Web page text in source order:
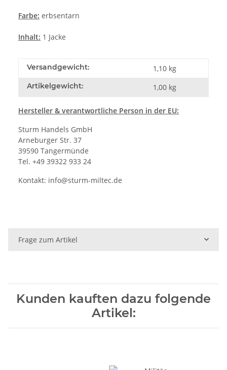
Farbe: erbsentarn
Inhalt: 1 Jacke
Versandgewicht: 1,10 kg
Artikelgewicht: 1,00 kg
Hersteller & verantwortliche Person in der EU:
Sturm Handels GmbH
Arneburger Str. 37
39590 Tangermünde
Tel. +49 39322 933 24
Kontakt: info@sturm-miltec.de
Frage zum Artikel
Kunden kauften dazu folgende
Artikel: